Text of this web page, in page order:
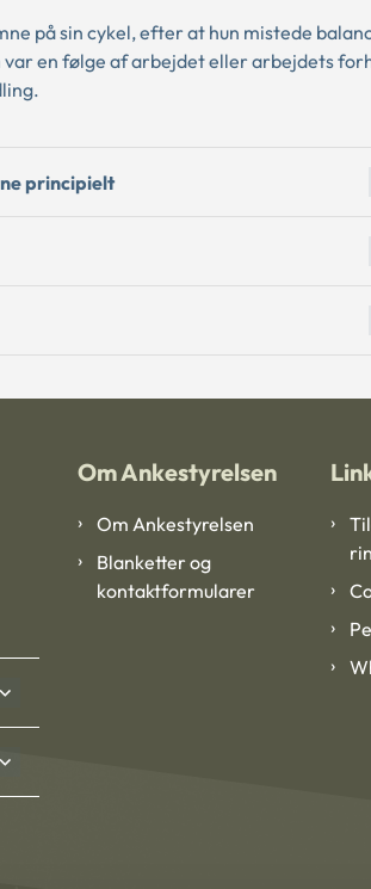
på sin cykel, efter at hun mistede
en følge af arbejdet eller arbejdets
principielt
Om Ankestyrelsen
Om Ankestyrelsen
Blanketter og
kontaktformularer